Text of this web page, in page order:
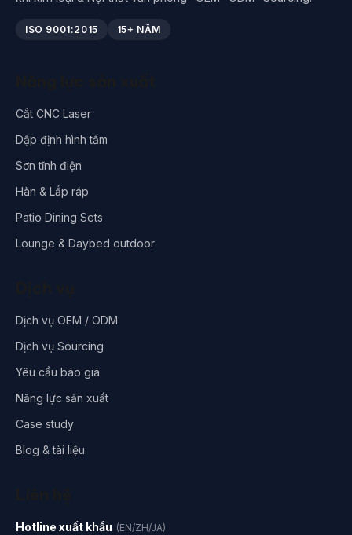
ISO 9001:2015 15+ NĂM
Cắt CNC Laser
Dập định hình tấm
Sơn tĩnh điện
Hàn & Lắp ráp
Patio Dining Sets
Lounge & Daybed outdoor
Dịch vụ OEM / ODM
Dịch vụ Sourcing
Yêu cầu báo giá
Năng lực sản xuất
Case study
Blog & tài liệu
Hotline xuất khẩu (EN/ZH/JA)